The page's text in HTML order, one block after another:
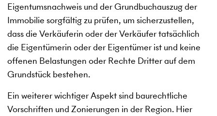
Eigentumsnachweis und der Grundbuchauszug der
Immobilie sorgfältig zu prüfen, um sicherzustellen,
dass die Verkäuferin oder der Verkäufer tatsächlich
die Eigentümerin oder der Eigentümer ist und keine
offenen Belastungen oder Rechte Dritter auf dem
Grundstück bestehen.
Ein weiterer wichtiger Aspekt sind baurechtliche
Vorschriften und Zonierungen in der Region. Hier